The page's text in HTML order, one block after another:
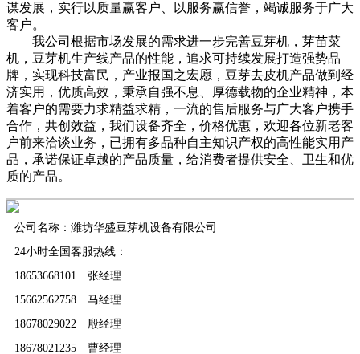
谋发展，实行以质量赢客户、以服务赢信誉，竭诚服务于广大
客户。
我公司根据市场发展的需求进一步完善豆芽机，芽苗菜
机，豆芽机生产线产品的性能，追求可持续发展打造强势品
牌，实现科技富民，产业报国之宏愿，豆芽去皮机产品做到经
济实用，优质高效，秉承自强不息、厚德载物的企业精神，本
着客户的需要力求精益求精，一流的售后服务与广大客户携手
合作，共创效益，我们设备齐全，价格优惠，欢迎各位新老客
户前来洽谈业务，已拥有多品种自主知识产权的高性能实用产
品，承诺保证卓越的产品质量，给消费者提供安全、卫生和优
质的产品。
公司名称：潍坊华盛豆芽机设备有限公司
24小时全国客服热线：
18653668101 张经理
15662562758 马经理
18678029022 殷经理
18678021235 曹经理